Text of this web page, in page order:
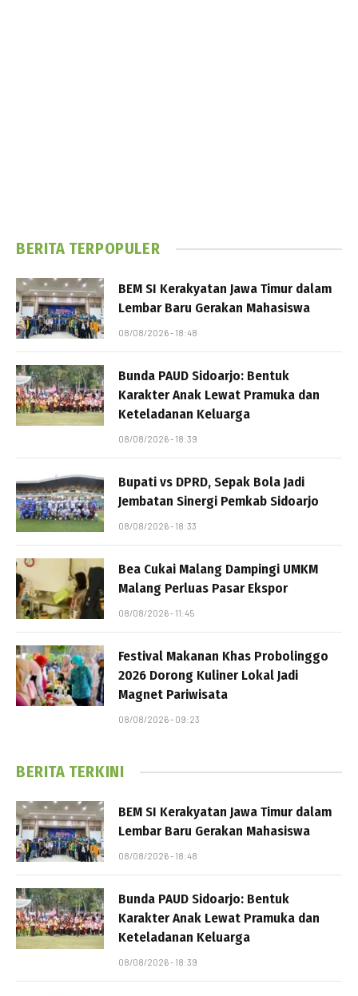
BERITA TERPOPULER
BEM SI Kerakyatan Jawa Timur dalam
Lembar Baru Gerakan Mahasiswa
08/08/2026 - 18:48
Bunda PAUD Sidoarjo: Bentuk
Karakter Anak Lewat Pramuka dan
Keteladanan Keluarga
08/08/2026 - 18:39
Bupati vs DPRD, Sepak Bola Jadi
Jembatan Sinergi Pemkab Sidoarjo
08/08/2026 - 18:33
Bea Cukai Malang Dampingi UMKM
Malang Perluas Pasar Ekspor
08/08/2026 - 11:45
Festival Makanan Khas Probolinggo
2026 Dorong Kuliner Lokal Jadi
Magnet Pariwisata
08/08/2026 - 09:23
BERITA TERKINI
BEM SI Kerakyatan Jawa Timur dalam
Lembar Baru Gerakan Mahasiswa
08/08/2026 - 18:48
Bunda PAUD Sidoarjo: Bentuk
Karakter Anak Lewat Pramuka dan
Keteladanan Keluarga
08/08/2026 - 18:39